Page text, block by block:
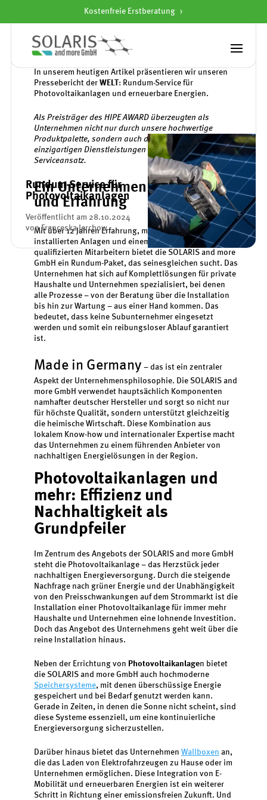
Kostenfreie Erstberatung
Rundum-Service für Photovoltaikanlagen
Rundum-Service für
Photovoltaikanlagen
Veröffentlicht am 28.10.2024
von Franceska Jerchow
In unserem heutigen Artikel präsentieren wir unseren
Pressebericht der WELT : Rundum-Service für
Photovoltaikanlagen und erneuerbare Energien.
Als Preisträger des HIPE AWARD überzeugten als
Unternehmen nicht nur durch unsere hochwertige
Produktpalette, sondern auch durch unsere
einzigartigen Dienstleistungen und den umfassenden
Serviceansatz.
Ein Unternehmen mit Vision
und Erfahrung
Mit über 12 Jahren Erfahrung, mehr als 3.500
installierten Anlagen und einem Team von über 120
qualifizierten Mitarbeitern bietet die SOLARIS and more
GmbH ein Rundum-Paket, das seinesgleichen sucht. Das
Unternehmen hat sich auf Komplettlösungen für private
Haushalte und Unternehmen spezialisiert, bei denen
alle Prozesse – von der Beratung über die Installation
bis hin zur Wartung – aus einer Hand kommen. Das
bedeutet, dass keine Subunternehmer eingesetzt
werden und somit ein reibungsloser Ablauf garantiert
ist.
Made in Germany – das ist ein zentraler
Aspekt der Unternehmensphilosophie. Die SOLARIS and
more GmbH verwendet hauptsächlich Komponenten
namhafter deutscher Hersteller und sorgt so nicht nur
für höchste Qualität, sondern unterstützt gleichzeitig
die heimische Wirtschaft. Diese Kombination aus
lokalem Know-how und internationaler Expertise macht
das Unternehmen zu einem führenden Anbieter von
nachhaltigen Energielösungen in der Region.
Photovoltaikanlagen und
mehr: Effizienz und
Nachhaltigkeit als
Grundpfeiler
Im Zentrum des Angebots der SOLARIS and more GmbH
steht die Photovoltaikanlage – das Herzstück jeder
nachhaltigen Energieversorgung. Durch die steigende
Nachfrage nach grüner Energie und der Unabhängigkeit
von den Preisschwankungen auf dem Strommarkt ist die
Installation einer Photovoltaikanlage für immer mehr
Haushalte und Unternehmen eine lohnende Investition.
Doch das Angebot des Unternehmens geht weit über die
reine Installation hinaus.
Neben der Errichtung von Photovoltaikanlagen bietet
die SOLARIS and more GmbH auch hochmoderne
Speichersysteme, mit denen überschüssige Energie
gespeichert und bei Bedarf genutzt werden kann.
Gerade in Zeiten, in denen die Sonne nicht scheint, sind
diese Systeme essenziell, um eine kontinuierliche
Energieversorgung sicherzustellen.
Darüber hinaus bietet das Unternehmen Wallboxen an,
die das Laden von Elektrofahrzeugen zu Hause oder im
Unternehmen ermöglichen. Diese Integration von E-
Mobilität und erneuerbaren Energien ist ein weiterer
Schritt in Richtung einer emissionsfreien Zukunft. Und